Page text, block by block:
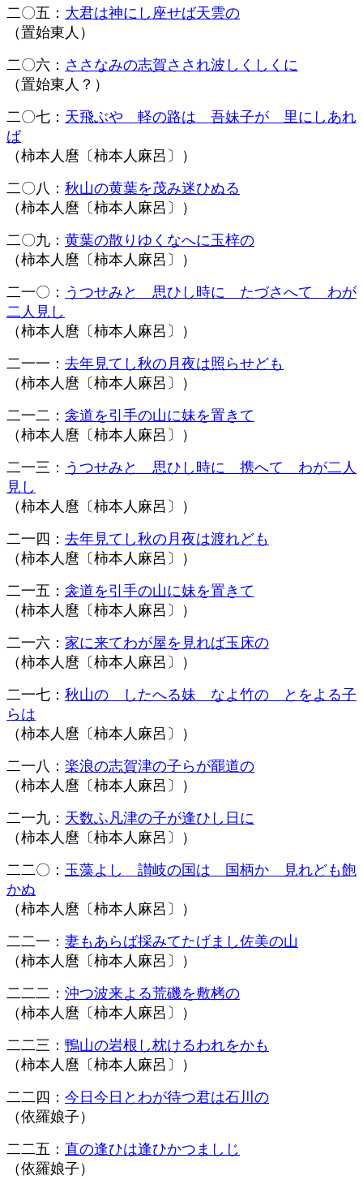
二〇五： 大君は神にし座せば天雲の
（置始東人）
二〇六： ささなみの志賀さされ波しくしくに
（置始東人？）
二〇七： 天飛ぶや 軽の路は 吾妹子が 里にしあれ
ば
（柿本人麿 〔柿本人麻呂〕
）
二〇八： 秋山の黄葉を茂み迷ひぬる
（柿本人麿 〔柿本人麻呂〕
）
二〇九： 黄葉の散りゆくなへに玉梓の
（柿本人麿 〔柿本人麻呂〕
）
二一〇： うつせみと 思ひし時に たづさへて わが
二人見し
（柿本人麿 〔柿本人麻呂〕
）
二一一： 去年見てし秋の月夜は照らせども
（柿本人麿 〔柿本人麻呂〕
）
二一二： 衾道を引手の山に妹を置きて
（柿本人麿 〔柿本人麻呂〕
）
二一三： うつせみと 思ひし時に 携へて わが二人
見し
（柿本人麿 〔柿本人麻呂〕
）
二一四： 去年見てし秋の月夜は渡れども
（柿本人麿 〔柿本人麻呂〕
）
二一五： 衾道を引手の山に妹を置きて
（柿本人麿 〔柿本人麻呂〕
）
二一六： 家に来てわが屋を見れば玉床の
（柿本人麿 〔柿本人麻呂〕
）
二一七： 秋山の したへる妹 なよ竹の とをよる子
らは
（柿本人麿 〔柿本人麻呂〕
）
二一八： 楽浪の志賀津の子らが罷道の
（柿本人麿 〔柿本人麻呂〕
）
二一九： 天数ふ凡津の子が逢ひし日に
（柿本人麿 〔柿本人麻呂〕
）
二二〇： 玉藻よし 讃岐の国は 国柄か 見れども飽
かぬ
（柿本人麿 〔柿本人麻呂〕
）
二二一： 妻もあらば採みてたげまし佐美の山
（柿本人麿 〔柿本人麻呂〕
）
二二二： 沖つ波来よる荒磯を敷栲の
（柿本人麿 〔柿本人麻呂〕
）
二二三： 鴨山の岩根し枕けるわれをかも
（柿本人麿 〔柿本人麻呂〕
）
二二四： 今日今日とわが待つ君は石川の
（依羅娘子）
二二五： 直の逢ひは逢ひかつましじ
（依羅娘子）